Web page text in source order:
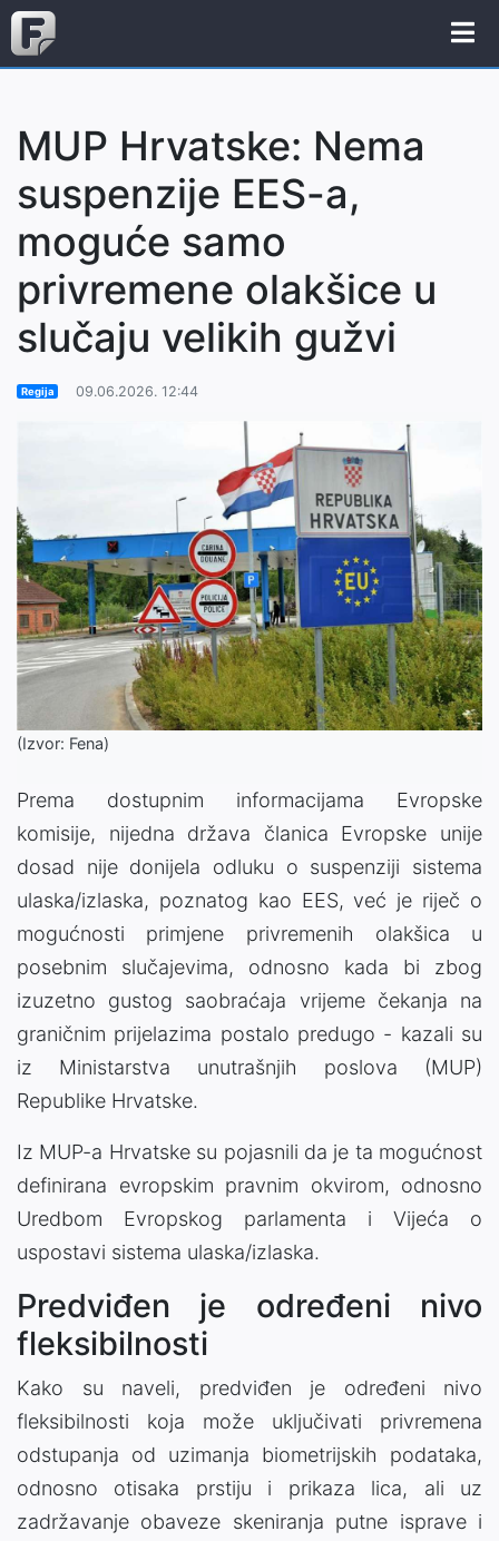
MUP Hrvatske: Nema
suspenzije EES-a,
moguće samo
privremene olakšice u
slučaju velikih gužvi
Regija 09.06.2026. 12:44
(Izvor: Fena)
Prema dostupnim informacijama Evropske
komisije, nijedna država članica Evropske unije
dosad nije donijela odluku o suspenziji sistema
ulaska/izlaska, poznatog kao EES, već je riječ o
mogućnosti primjene privremenih olakšica u
posebnim slučajevima, odnosno kada bi zbog
izuzetno gustog saobraćaja vrijeme čekanja na
graničnim prijelazima postalo predugo - kazali su
iz Ministarstva unutrašnjih poslova (MUP)
Republike Hrvatske.
Iz MUP-a Hrvatske su pojasnili da je ta mogućnost
definirana evropskim pravnim okvirom, odnosno
Uredbom Evropskog parlamenta i Vijeća o
uspostavi sistema ulaska/izlaska.
Predviđen je određeni nivo
fleksibilnosti
Kako su naveli, predviđen je određeni nivo
fleksibilnosti koja može uključivati privremena
odstupanja od uzimanja biometrijskih podataka,
odnosno otisaka prstiju i prikaza lica, ali uz
zadržavanje obaveze skeniranja putne isprave i